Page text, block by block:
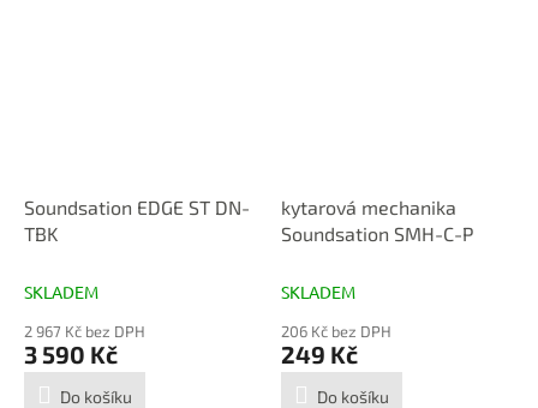
Soundsation EDGE ST DN-
TBK
SKLADEM
2 967 Kč bez DPH
3 590 Kč
Do košíku
kytarová mechanika
Soundsation SMH-C-P
SKLADEM
206 Kč bez DPH
249 Kč
Do košíku